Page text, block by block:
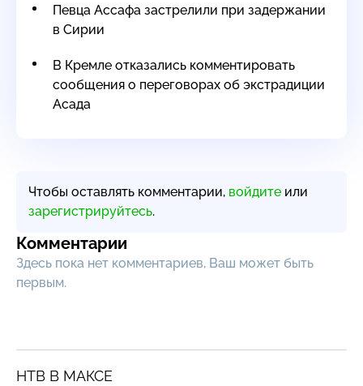
Певца Ассафа застрелили при задержании
в Сирии
В Кремле отказались комментировать
сообщения о переговорах об экстрадиции
Асада
Чтобы оставлять комментарии, войдите или
зарегистрируйтесь.
Комментарии
Здесь пока нет комментариев, Ваш может быть
первым.
НТВ В МАКСЕ